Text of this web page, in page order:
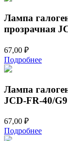
Лампа
прозрачная
67,00 ₽
Подробнее
Лампа
JCD-FR-40/G9
67,00 ₽
Подробнее